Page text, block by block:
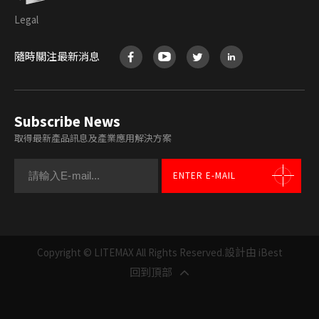
Legal
隨時關注最新消息
Subscribe News
取得最新產品訊息及產業應用解決方案
ENTER E-MAIL
Copyright © LITEMAX All Rights Reserved.設計由 iBest
回到頂部